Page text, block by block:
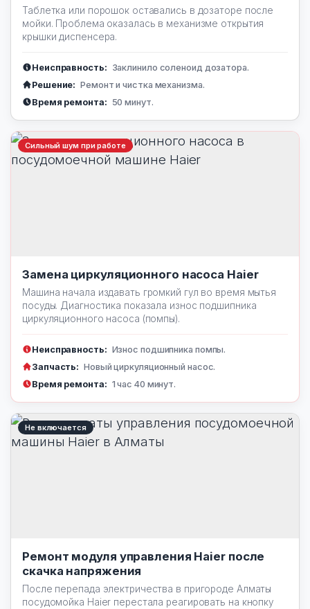
Таблетка или порошок оставались в дозаторе после
мойки. Проблема оказалась в механизме открытия
крышки диспенсера.
Неисправность: Заклинило соленоид дозатора.
Решение: Ремонт и чистка механизма.
Время ремонта: 50 минут.
Сильный шум при работе
Замена циркуляционного насоса Haier
Машина начала издавать громкий гул во время мытья
посуды. Диагностика показала износ подшипника
циркуляционного насоса (помпы).
Неисправность: Износ подшипника помпы.
Запчасть: Новый циркуляционный насос.
Время ремонта: 1 час 40 минут.
Не включается
Ремонт модуля управления Haier после
скачка напряжения
После перепада электричества в пригороде Алматы
посудомойка Haier перестала реагировать на кнопку